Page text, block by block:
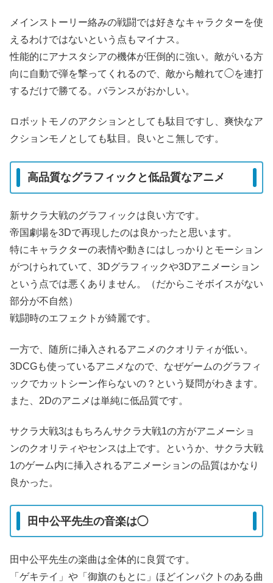
メインストーリー絡みの戦闘では好きなキャラクターを使
えるわけではないという点もマイナス。
性能的にアナスタシアの機体が圧倒的に強い。敵がいる方
向に自動で弾を撃ってくれるので、敵から離れて◯を連打
するだけで勝てる。バランスがおかしい。
ロボットモノのアクションとしても駄目ですし、爽快なア
クションモノとしても駄目。良いとこ無しです。
高品質なグラフィックと低品質なアニメ
新サクラ大戦のグラフィックは良い方です。
帝国劇場を3Dで再現したのは良かったと思います。
特にキャラクターの表情や動きにはしっかりとモーション
がつけられていて、3Dグラフィックや3Dアニメーション
という点では悪くありません。（だからこそボイスがない
部分が不自然）
戦闘時のエフェクトが綺麗です。
一方で、随所に挿入されるアニメのクオリティが低い。
3DCGも使っているアニメなので、なぜゲームのグラフィ
ックでカットシーン作らないの？という疑問がわきます。
また、2Dのアニメは単純に低品質です。
サクラ大戦3はもちろんサクラ大戦1の方がアニメーショ
ンのクオリティやセンスは上です。というか、サクラ大戦
1のゲーム内に挿入されるアニメーションの品質はかなり
良かった。
田中公平先生の音楽は◯
田中公平先生の楽曲は全体的に良質です。
「ゲキテイ」や「御旗のもとに」ほどインパクトのある曲